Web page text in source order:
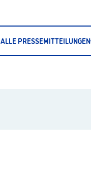
ALLE PRESSEMITTEILUNGEN